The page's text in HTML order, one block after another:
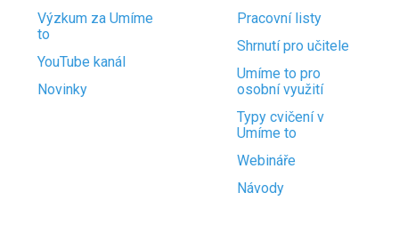
Výzkum za Umíme
to
YouTube kanál
Novinky
Pracovní listy
Shrnutí pro učitele
Umíme to pro
osobní využití
Typy cvičení v
Umíme to
Webináře
Návody